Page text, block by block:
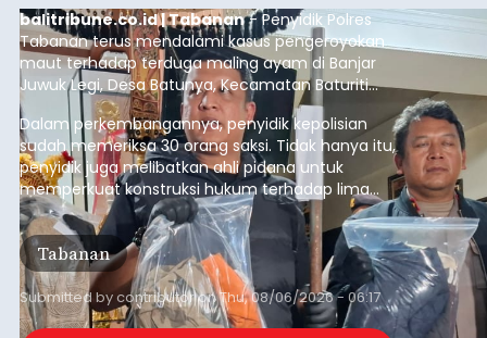
balitribune.co.id | Tabanan- Penyidik Polres
Tabanan terus mendalami kasus pengeroyokan
maut terhadap terduga maling ayam di Banjar
Juwuk Legi, Desa Batunya, Kecamatan Baturiti
yang terjadi beberapa waktu lalu.
Dalam perkembangannya, penyidik kepolisian
sudah memeriksa 30 orang saksi. Tidak hanya itu,
penyidik juga melibatkan ahli pidana untuk
memperkuat konstruksi hukum terhadap lima
orang tersangka yang saat ini ditahan.
Tabanan
Submitted bycontributoronThu, 08/06/2026 - 06:17